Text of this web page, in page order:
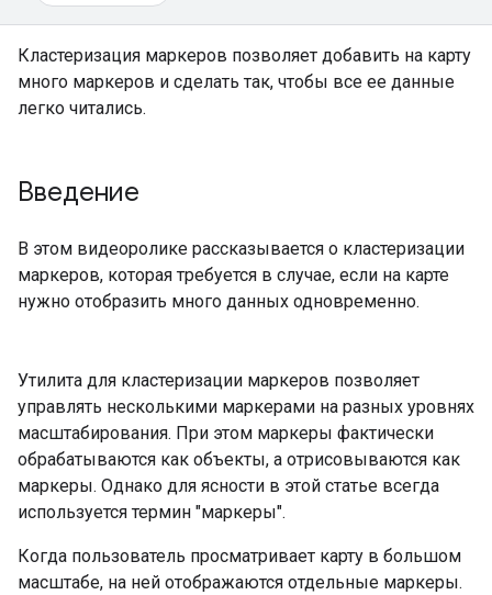
Кластеризация маркеров позволяет добавить на карту
много маркеров и сделать так, чтобы все ее данные
легко читались.
Введение
В этом видеоролике рассказывается о кластеризации
маркеров, которая требуется в случае, если на карте
нужно отобразить много данных одновременно.
Утилита для кластеризации маркеров позволяет
управлять несколькими маркерами на разных уровнях
масштабирования. При этом маркеры фактически
обрабатываются как объекты, а отрисовываются как
маркеры. Однако для ясности в этой статье всегда
используется термин "маркеры".
Когда пользователь просматривает карту в большом
масштабе, на ней отображаются отдельные маркеры.